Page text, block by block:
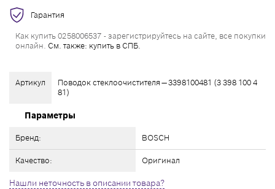
Артикул
Поводок стеклоочистителя — 3398100481 (3 398 100 4
81)
Параметры
Бренд: BOSCH
Качество: Оригинал
Нашли неточность в описании товара?
Гарантия
Как купить 0258006537 - зарегистрируйтесь на сайте, все покупки
онлайн. См. также: купить в СПБ.